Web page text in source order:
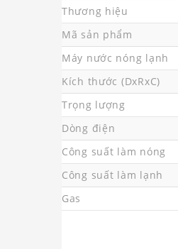
Thương hiệu
Mã sản phẩm
Máy nước nóng lạnh
Kích thước (DxRxC)
Trọng lượng
Dòng điện
Công suất làm nóng
Công suất làm lạnh
Gas